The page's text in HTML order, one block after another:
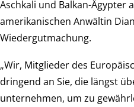
Aschkali und Balkan-Ägypter
amerikanischen Anwältin
Wiedergutmachung.
„Wir, Mitglieder des
dringend an Sie, die längst
unternehmen, um zu